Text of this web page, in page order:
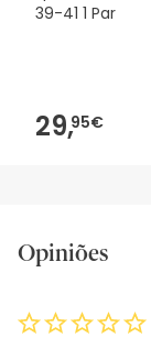
39-41 1 Par
29,95€
Opiniões